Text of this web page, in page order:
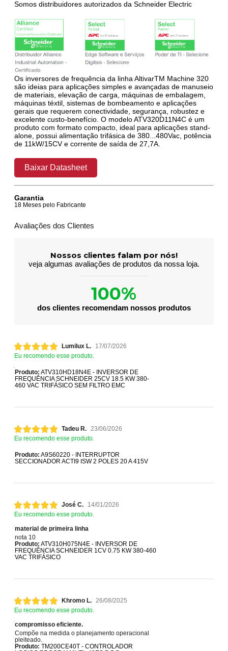
Somos distribuidores autorizados da Schneider Electric
Os inversores de frequência da linha AltivarTM Machine 320
são ideias para aplicações simples e avançadas de manuseio
de materiais, elevação de carga, máquinas de embalagem,
máquinas téxtil, sistemas de bombeamento e aplicações
gerais que requerem conectividade, segurança, robustez e
excelente custo-benefício. O modelo ATV320D11N4C é um
produto com formato compacto, ideal para aplicações stand-
alone, possui alimentação trifásica de 380...480Vac, potência
de 11kW/15CV e corrente de saída de 27,7A.
Baixar Datasheet
Garantia
18 Meses pelo Fabricante
Avaliações dos Clientes
Nossos clientes falam por nós!
veja algumas avaliações de produtos da nossa loja.
100%
dos clientes recomendam nossos produtos
Lumilux L.
17/07/2026
Eu recomendo esse produto.
Produto: ATV310HD18N4E - INVERSOR DE
FREQUÊNCIA SCHNEIDER 25CV 18.5 KW 380-
460 VAC TRIFÁSICO SEM FILTRO EMC
Tadeu R.
23/06/2026
Eu recomendo esse produto.
Produto: A9S60220 - INTERRUPTOR
SECCIONADOR ACTI9 ISW 2 POLES 20 A 415V
José C.
14/01/2026
Eu recomendo esse produto.
material de primeira linha
nota 10
Produto: ATV310H075N4E - INVERSOR DE
FREQUÊNCIA SCHNEIDER 1CV 0.75 KW 380-460
VAC TRIFÁSICO
Khromo L.
26/08/2025
Eu recomendo esse produto.
compromisso eficiente.
Compõe na medida o planejamento operacional
pleiteado.
Produto: TM200CE40T - CONTROLADOR